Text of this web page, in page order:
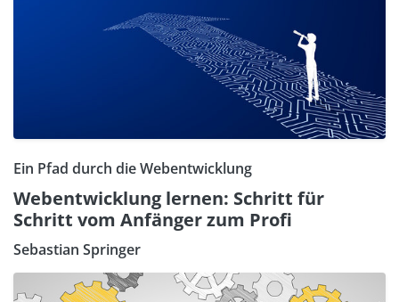
Ein Pfad durch die Webentwicklung
Webentwicklung lernen: Schritt für
Schritt vom Anfänger zum Profi
Sebastian Springer